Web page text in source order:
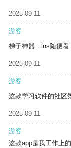
2025-09-11
游客
梯子神器，ins随便看
2025-09-11
游客
这款学习软件的社区
2025-09-11
游客
这款app是我工作上